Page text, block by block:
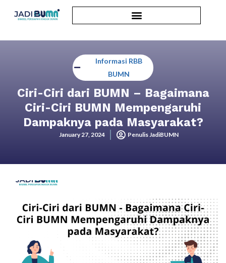
Informasi RBB
BUMN
Ciri-Ciri dari BUMN – Bagaimana
Ciri-Ciri BUMN Mempengaruhi
Dampaknya pada Masyarakat?
January 27, 2024 Penulis JadiBUMN